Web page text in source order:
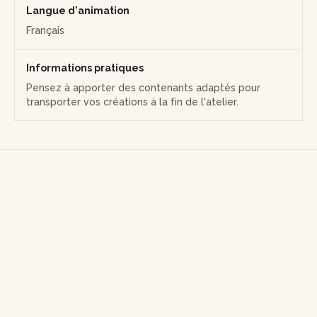
Langue d'animation
Français
Informations pratiques
Pensez à apporter des contenants adaptés pour
transporter vos créations à la fin de l'atelier.